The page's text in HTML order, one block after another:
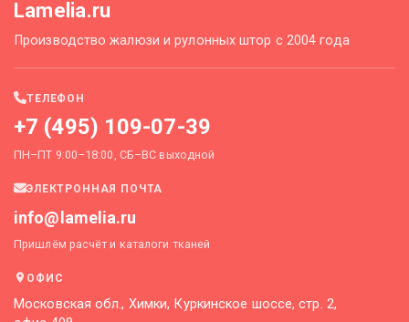
Lamelia.ru
Производство жалюзи и рулонных штор с 2004 года
ТЕЛЕФОН
+7 (495) 109-07-39
ПН–ПТ 9:00–18:00, СБ–ВС выходной
ЭЛЕКТРОННАЯ ПОЧТА
info@lamelia.ru
Пришлём расчёт и каталоги тканей
ОФИС
Московская обл., Химки, Куркинское шоссе, стр. 2,